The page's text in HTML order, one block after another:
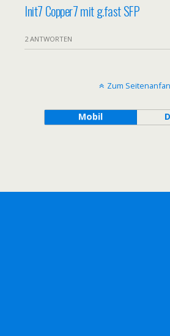
Init7 Copper7 mit g.fast SFP
2 ANTWORTEN
Zum
Mobil